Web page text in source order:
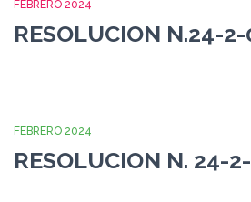
FEBRERO 2024
RESOLUCION N.24-
FEBRERO 2024
RESOLUCION N. 24-